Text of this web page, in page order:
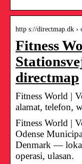
http s://directmap.dk ›
Fitness
directmap
Fitness World |
alamat, telefon,
Fitness World |
Odense
Denmark —
operasi, ulasan.